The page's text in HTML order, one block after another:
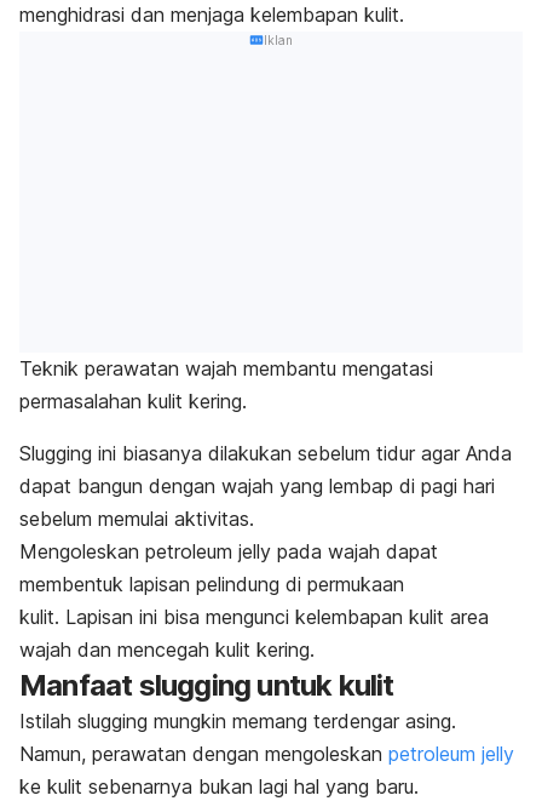
menghidrasi dan menjaga kelembapan kulit.
Iklan
Teknik perawatan wajah membantu mengatasi
permasalahan kulit kering.
Slugging ini biasanya dilakukan sebelum tidur agar Anda
dapat bangun dengan wajah yang lembap di pagi hari
sebelum memulai aktivitas.
Mengoleskan petroleum jelly pada wajah dapat
membentuk lapisan pelindung di permukaan
kulit. Lapisan ini bisa mengunci kelembapan kulit area
wajah dan mencegah kulit kering.
Manfaatslugging untuk kulit
Istilah slugging mungkin memang terdengar asing.
Namun, perawatan dengan mengoleskan petroleum jelly
ke kulit sebenarnya bukan lagi hal yang baru.